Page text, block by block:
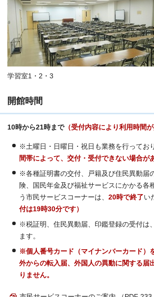
学習室1・2・3
開館時間
10時から21時まで（受付内容により利用時間が
※土曜日・日曜日・祝日も業務を行ってお
間帯によって、交付・受付できない場合が
※各種証明書の交付、戸籍及び住民異動届
険、国民年金及び福祉サービスにかかる各
う市民サービスコーナーは、 20時で終了い
付は19時30分です）
※税証明、住民異動届、印鑑登録の受付は、
ます。
※個人番号カード（マイナンバーカード）
外からの転入届、外国人の異動に関する届
りません。